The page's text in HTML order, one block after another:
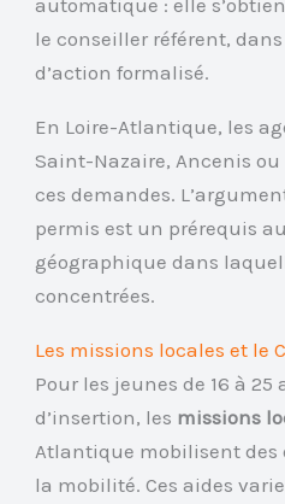
automatique : elle
le conseiller référent,
d’action formalisé.
En Loire-Atlantique, les
Saint-Nazaire, Ancenis
ces demandes.
permis est un prérequis
géographique dans
concentrées.
Les missions locales et le
Pour les jeunes de 16 à
d’insertion, les missions
Atlantique mobilisent des
la mobilité. Ces aides